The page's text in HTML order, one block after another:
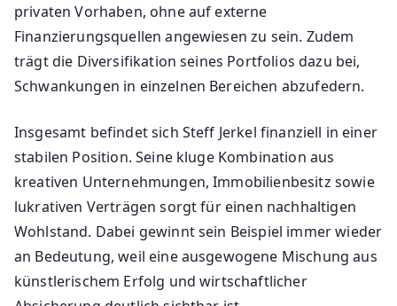
privaten Vorhaben, ohne auf externe
Finanzierungsquellen angewiesen zu sein. Zudem
trägt die Diversifikation seines Portfolios dazu bei,
Schwankungen in einzelnen Bereichen abzufedern.
Insgesamt befindet sich Steff Jerkel finanziell in einer
stabilen Position. Seine kluge Kombination aus
kreativen Unternehmungen, Immobilienbesitz sowie
lukrativen Verträgen sorgt für einen nachhaltigen
Wohlstand. Dabei gewinnt sein Beispiel immer wieder
an Bedeutung, weil eine ausgewogene Mischung aus
künstlerischem Erfolg und wirtschaftlicher